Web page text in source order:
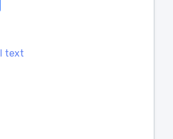
text